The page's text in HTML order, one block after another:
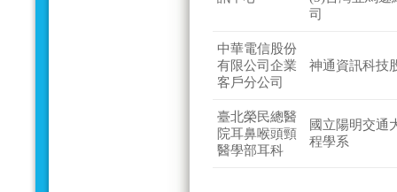
司
中華電信股份
有限公司企業
客戶分公司
神通資訊科技
臺北榮民總醫
院耳鼻喉頭頸
醫學部耳科
國立陽明交通
程學系